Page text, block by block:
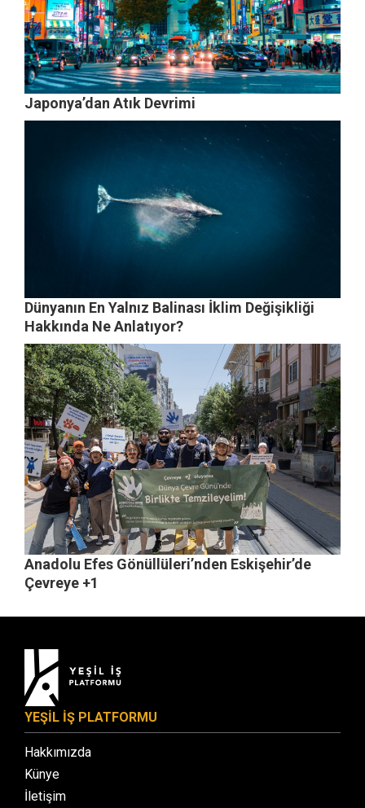
Japonya’dan Atık Devrimi
Dünyanın En Yalnız Balinası İklim Değişikliği
Hakkında Ne Anlatıyor?
Anadolu Efes Gönüllüleri’nden Eskişehir’de
Çevreye +1
YEŞİL İŞ PLATFORMU
Hakkımızda
Künye
İletişim